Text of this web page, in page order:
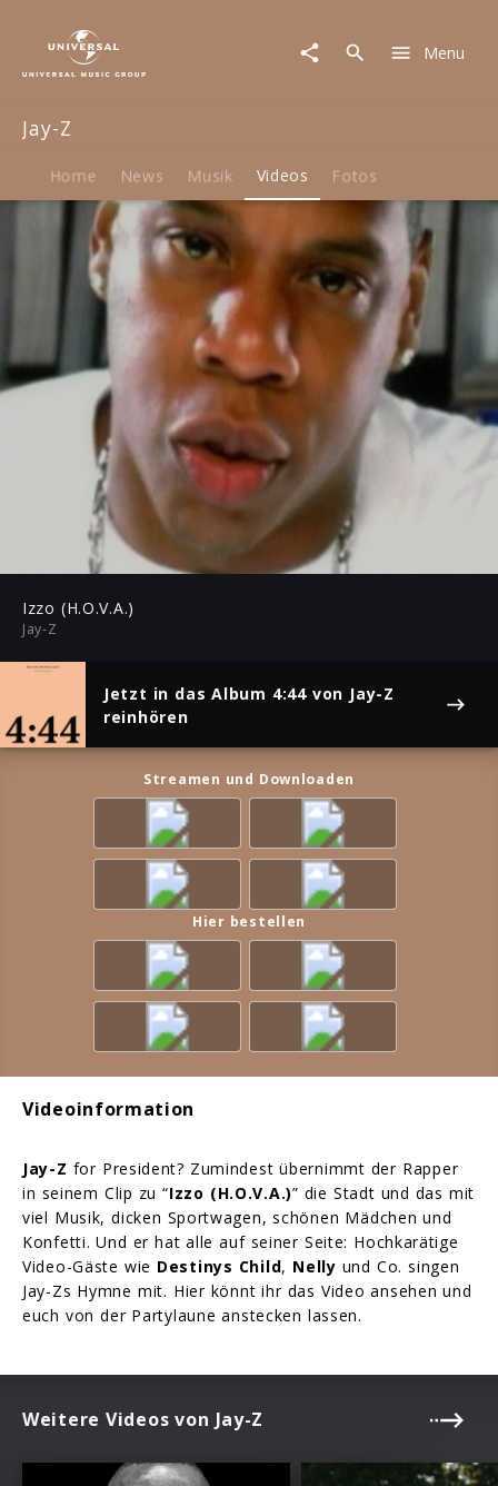
Video
Izzo
Menu
Jay-Z
Home News Musik Videos Fotos
Play
-03:52
Mute
Izzo (H.O.V.A.)
Jay-Z
Jetzt in das Album 4:44von Jay-Z
reinhören
Streamen und Downloaden
Hier bestellen
Videoinformation
Jay-Z for President? Zumindest übernimmt der Rapper
in seinem Clip zu “Izzo (H.O.V.A.)” die Stadt und das mit
viel Musik, dicken Sportwagen, schönen Mädchen und
Konfetti. Und er hat alle auf seiner Seite: Hochkarätige
Video-Gäste wie Destinys Child, Nelly und Co. singen
Jay-Zs Hymne mit. Hier könnt ihr das Video ansehen und
euch von der Partylaune anstecken lassen.
Weitere Videos von Jay-Z